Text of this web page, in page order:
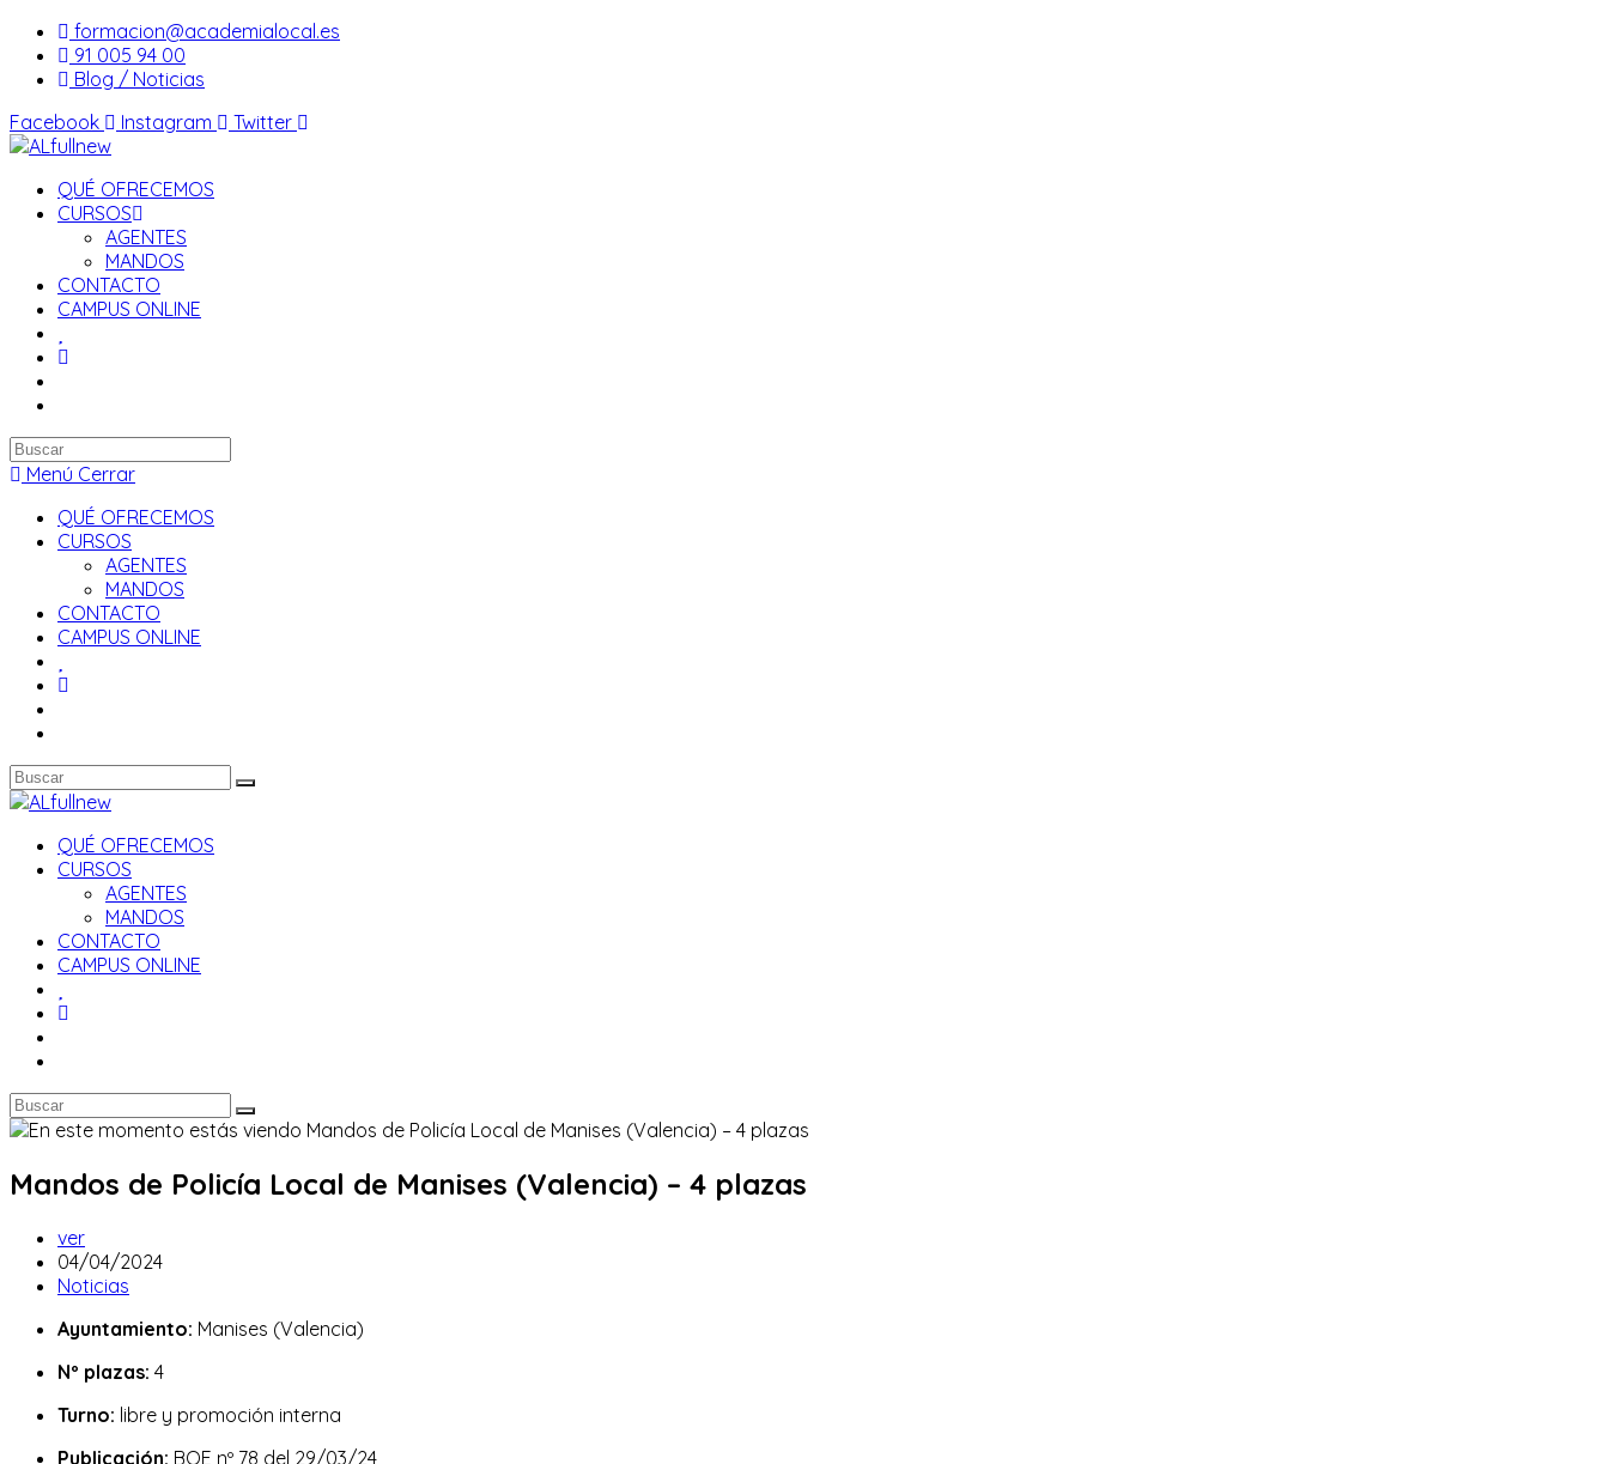
Saltar
contenido
formacion@academialocal.es
91 005 94 00
Blog / Noticias
Facebook
Instagram Twitter
QUÉ OFRECEMOS
CURSOS
AGENTES
MANDOS
CONTACTO
CAMPUS ONLINE
Buscar
en
web
Menú Cerrar
QUÉ OFRECEMOS
CURSOS
AGENTES
MANDOS
CONTACTO
CAMPUS ONLINE
QUÉ OFRECEMOS
CURSOS
AGENTES
MANDOS
CONTACTO
CAMPUS ONLINE
Mandos de Policía Local de Manises (Valencia) – 4 plazas
Autor
de
la
ver
Publicación
de
entrada:
04/04/2024
Categoría
la
Noticias
Ayuntamiento: Manises (Valencia)
Nº plazas: 4
Turno: libre y promoción interna
Publicación: BOE nº 78 del 29/03/24